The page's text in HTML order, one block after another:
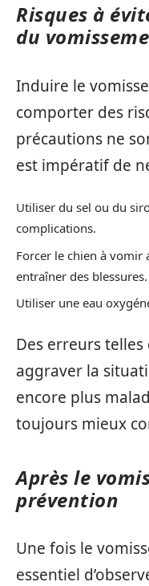
Risques à
du
Induire le
comporter des
précautions ne
est impératif de
Utiliser du sel ou du
complications.
Forcer le chien à vomir
entraîner des blessures.
Utiliser une eau
Des erreurs
aggraver la
encore plus
toujours mieux
Après le
prévention
Une fois le
essentiel